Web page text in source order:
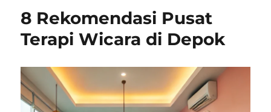
8 Rekomendasi Pusat
Terapi Wicara di Depok